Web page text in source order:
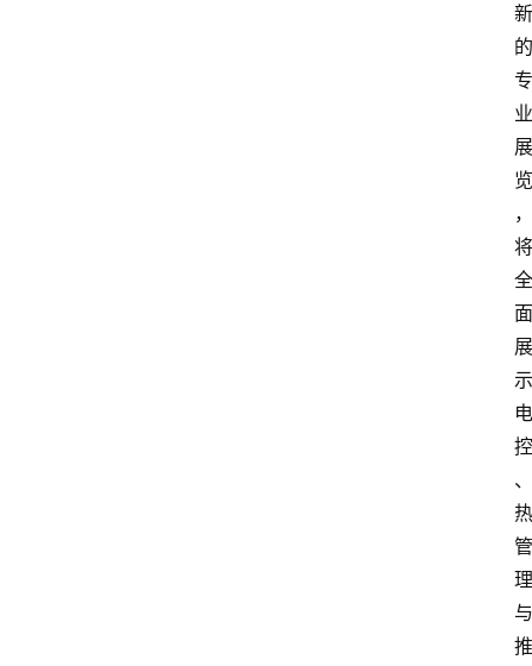
新
的
专
业
展
览
，
将
全
面
展
示
电
控
、
热
管
理
与
推